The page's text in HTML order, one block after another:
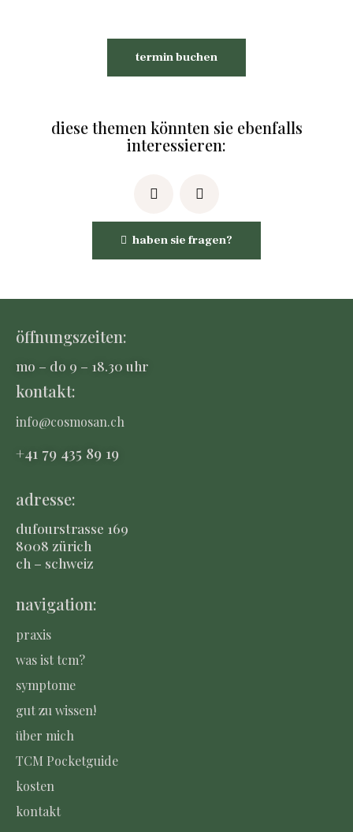
termin buchen
diese themen könnten sie ebenfalls
interessieren:
haben sie fragen?
öffnungszeiten:
mo – do 9 – 18.30 uhr
kontakt:
info@cosmosan.ch
+41 79 435 89 19
adresse:
dufourstrasse 169
8008 zürich
ch – schweiz
navigation:
praxis
was ist tcm?
symptome
gut zu wissen!
über mich
TCM Pocketguide
kosten
kontakt